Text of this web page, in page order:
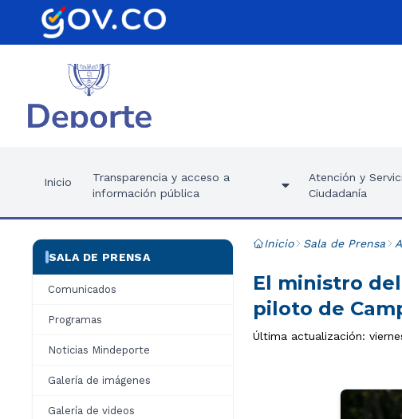
Inicio
Transparencia y acceso a
información pública
Atención y
Ciudadanía
SALA DE PRENSA
Comunicados
Programas
Noticias Mindeporte
Galería de imágenes
Galería de videos
Inicio Sala de Prensa
El ministro
piloto de
Última actualización: